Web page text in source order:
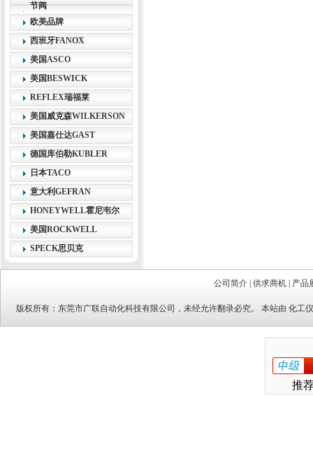
节阀
欧美品牌
西班牙FANOX
美国ASCO
美国BESWICK
REFLEX瑞福莱
美国威克森WILKERSON
美国嘉仕达GAST
德国库伯勒KUBLER
日本TACO
意大利GEFRAN
HONEYWELL霍尼韦尔
美国ROCKWELL
SPECK思贝克
公司简介 供求商机 产品
版权所有： 东莞市广联自动化科技有限公司 ，未经允许翻录必究。 本站由 化工
推